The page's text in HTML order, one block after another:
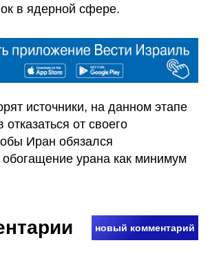
в ядерной сфере.
источники, на данном этапе
отказаться от своего
Иран обязался
обогащение урана как минимум
новый комментарий